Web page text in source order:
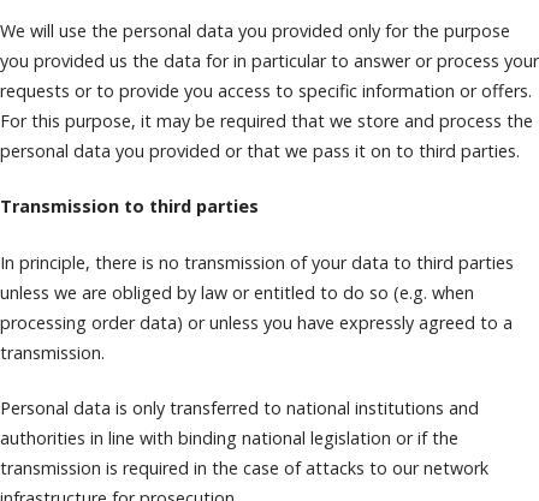
We will use the personal data you provided only for the purpose
you provided us the data for in particular to answer or process your
requests or to provide you access to specific information or offers.
For this purpose, it may be required that we store and process the
personal data you provided or that we pass it on to third parties.
Transmission to third parties
In principle, there is no transmission of your data to third parties
unless we are obliged by law or entitled to do so (e.g. when
processing order data) or unless you have expressly agreed to a
transmission.
Personal data is only transferred to national institutions and
authorities in line with binding national legislation or if the
transmission is required in the case of attacks to our network